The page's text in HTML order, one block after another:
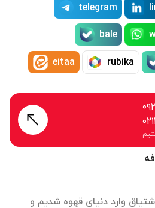
با عشق و اشتیاق وارد دنیای قهوه شدیم و
telegram
bale
rubika
eitaa